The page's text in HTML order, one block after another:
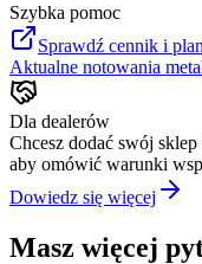
Szybka pomoc
Sprawdź cennik i
Aktualne notowania
Dla dealerów
Chcesz dodać swój
aby omówić warunki
Dowiedz się więcej
Masz więcej